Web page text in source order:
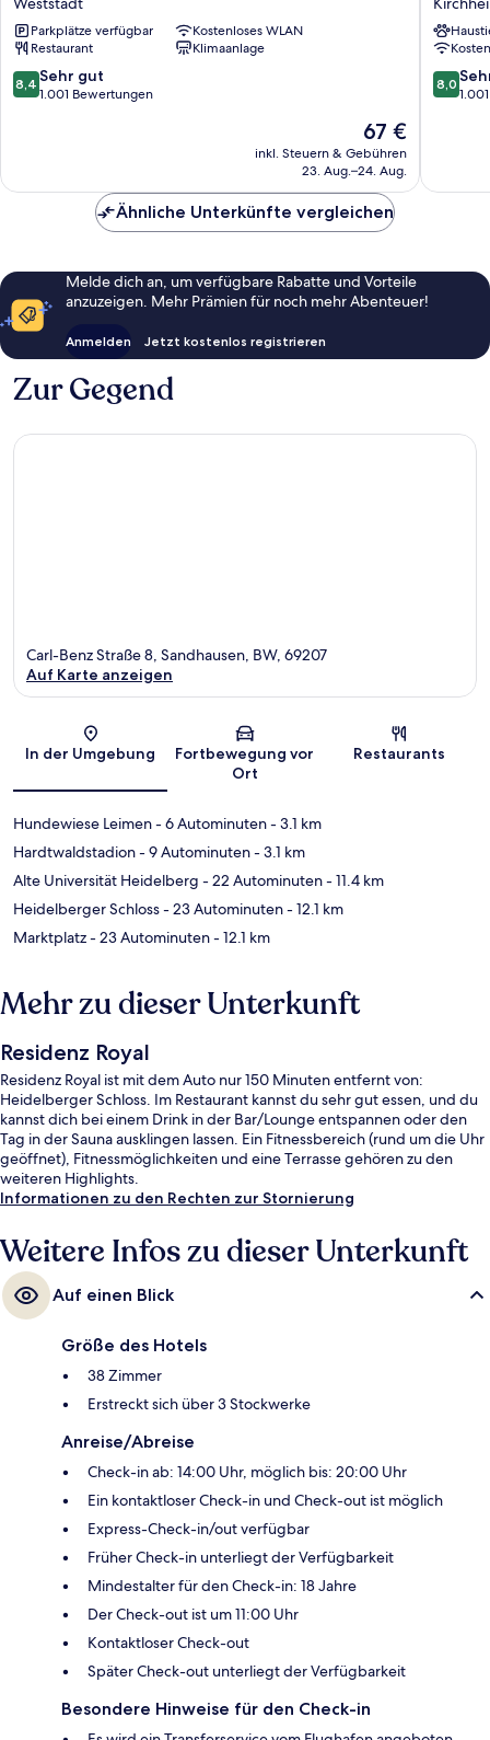
Heidelberg
City
Centre
Weststadt
Parkplätze verfügbar
Kostenloses WLAN
Restaurant
Klimaanlage
8.4
von
Bewertungen
8,4 Sehr gut
1.001 Bewertungen
Der
Preis
beträgt
67 €
inkl. Steuern & Gebühren
23. Aug.–24. Aug.
8.0
von
8,0
Ähnliche Unterkünfte vergleichen
Melde dich an, um verfügbare Rabatte und Vorteile
anzuzeigen. Mehr Prämien für noch mehr Abenteuer!
Anmelden Jetzt kostenlos registrieren
Zur Gegend
Karte
Carl-Benz Straße 8, Sandhausen, BW, 69207
Auf Karte anzeigen
In der Umgebung
Fortbewegung vor
Ort
Restaurants
Hundewiese Leimen- 6 Autominuten- 3.1 km
Hardtwaldstadion- 9 Autominuten- 3.1 km
Alte Universität Heidelberg - 22 Autominuten- 11.4 km
Heidelberger Schloss- 23 Autominuten- 12.1 km
Marktplatz- 23 Autominuten- 12.1 km
Mehr zu dieser Unterkunft
Residenz Royal
Residenz Royal ist mit dem Auto nur 150 Minuten entfernt von:
Heidelberger Schloss. Im Restaurant kannst du sehr gut essen, und du
kannst dich bei einem Drink in der Bar/Lounge entspannen oder den
Tag in der Sauna ausklingen lassen. Ein Fitnessbereich (rund um die Uhr
geöffnet), Fitnessmöglichkeiten und eine Terrasse gehören zu den
weiteren Highlights.
Informationen zu den Rechten zur Stornierung
Weitere Infos zu dieser Unterkunft
Auf einen Blick
Größe des Hotels
38 Zimmer
Erstreckt sich über 3 Stockwerke
Anreise/Abreise
Check-in ab: 14:00 Uhr, möglich bis: 20:00 Uhr
Ein kontaktloser Check-in und Check-out ist möglich
Express-Check-in/out verfügbar
Früher Check-in unterliegt der Verfügbarkeit
Mindestalter für den Check-in: 18 Jahre
Der Check-out ist um 11:00 Uhr
Kontaktloser Check-out
Später Check-out unterliegt der Verfügbarkeit
Besondere Hinweise für den Check-in